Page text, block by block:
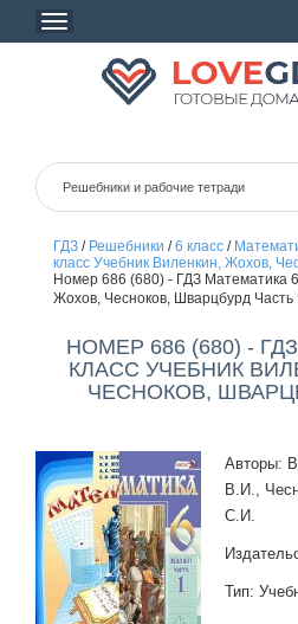
ГДЗ/ Решебники /6 класс/
класс Учебник Виленкин, Жохов,
Номер 686 (680) - ГДЗ Математика
Жохов, Чесноков, Шварцбурд Часть
НОМЕР 686 (680) -
КЛАСС УЧЕБНИК
ЧЕСНОКОВ,
Авторы:
В.И.,
С.И.
Тип: